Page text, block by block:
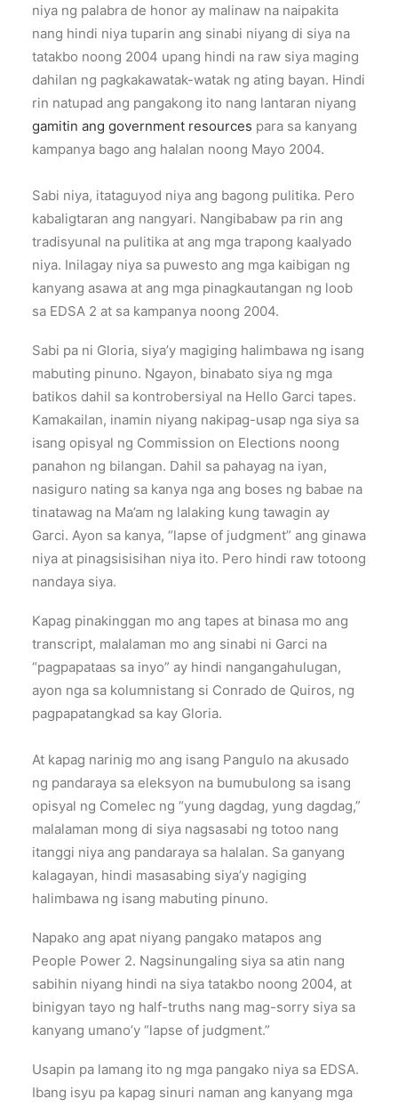
niya ng palabra de honor ay malinaw na naipakita
nang hindi niya tuparin ang sinabi niyang di siya na
tatakbo noong 2004 upang hindi na raw siya maging
dahilan ng pagkakawatak-watak ng ating bayan. Hindi
rin natupad ang pangakong ito nang lantaran niyang
gamitin ang government resources para sa kanyang
kampanya bago ang halalan noong Mayo 2004.
Sabi niya, itataguyod niya ang bagong pulitika. Pero
kabaligtaran ang nangyari. Nangibabaw pa rin ang
tradisyunal na pulitika at ang mga trapong kaalyado
niya. Inilagay niya sa puwesto ang mga kaibigan ng
kanyang asawa at ang mga pinagkautangan ng loob
sa EDSA 2 at sa kampanya noong 2004.
Sabi pa ni Gloria, siya’y magiging halimbawa ng isang
mabuting pinuno. Ngayon, binabato siya ng mga
batikos dahil sa kontrobersiyal na Hello Garci tapes.
Kamakailan, inamin niyang nakipag-usap nga siya sa
isang opisyal ng Commission on Elections noong
panahon ng bilangan. Dahil sa pahayag na iyan,
nasiguro nating sa kanya nga ang boses ng babae na
tinatawag na Ma’am ng lalaking kung tawagin ay
Garci. Ayon sa kanya, “lapse of judgment” ang ginawa
niya at pinagsisisihan niya ito. Pero hindi raw totoong
nandaya siya.
Kapag pinakinggan mo ang tapes at binasa mo ang
transcript, malalaman mo ang sinabi ni Garci na
“pagpapataas sa inyo” ay hindi nangangahulugan,
ayon nga sa kolumnistang si Conrado de Quiros, ng
pagpapatangkad sa kay Gloria.
At kapag narinig mo ang isang Pangulo na akusado
ng pandaraya sa eleksyon na bumubulong sa isang
opisyal ng Comelec ng “yung dagdag, yung dagdag,”
malalaman mong di siya nagsasabi ng totoo nang
itanggi niya ang pandaraya sa halalan. Sa ganyang
kalagayan, hindi masasabing siya’y nagiging
halimbawa ng isang mabuting pinuno.
Napako ang apat niyang pangako matapos ang
People Power 2. Nagsinungaling siya sa atin nang
sabihin niyang hindi na siya tatakbo noong 2004, at
binigyan tayo ng half-truths nang mag-sorry siya sa
kanyang umano’y “lapse of judgment.”
Usapin pa lamang ito ng mga pangako niya sa EDSA.
Ibang isyu pa kapag sinuri naman ang kanyang mga